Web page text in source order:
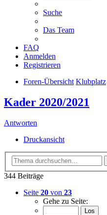
Suche
Das Team
FAQ
Anmelden
Registrieren
Foren-Übersicht Klubplatz
Kader 2020/2021
Antworten
Druckansicht
344 Beiträge
Seite 20 von 23
Gehe zu Seite: